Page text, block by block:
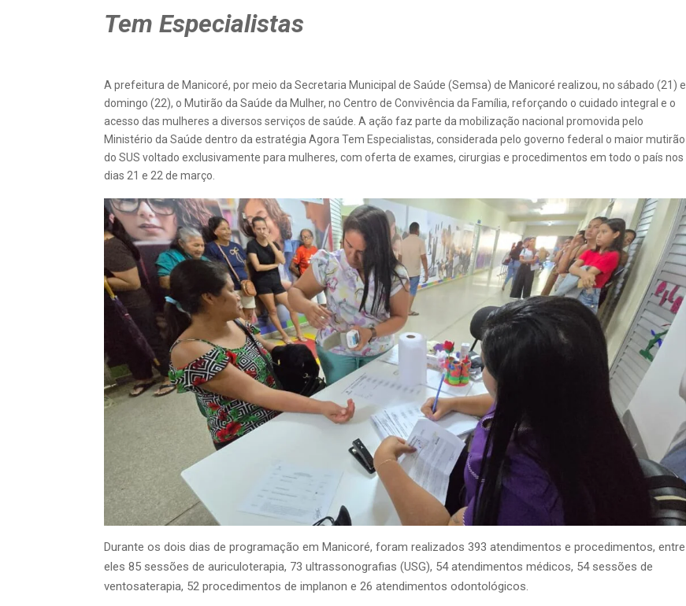
Tem Especialistas
A prefeitura de Manicoré, por meio da Secretaria Municipal de Saúde (Semsa) de Manicoré realizou, no sábado (21) e
domingo (22), o Mutirão da Saúde da Mulher, no Centro de Convivência da Família, reforçando o cuidado integral e o
acesso das mulheres a diversos serviços de saúde. A ação faz parte da mobilização nacional promovida pelo
Ministério da Saúde dentro da estratégia Agora Tem Especialistas, considerada pelo governo federal o maior mutirão
do SUS voltado exclusivamente para mulheres, com oferta de exames, cirurgias e procedimentos em todo o país nos
dias 21 e 22 de março.
Durante os dois dias de programação em Manicoré, foram realizados 393 atendimentos e procedimentos, entre
eles 85 sessões de auriculoterapia, 73 ultrassonografias (USG), 54 atendimentos médicos, 54 sessões de
ventosaterapia, 52 procedimentos de implanon e 26 atendimentos odontológicos.